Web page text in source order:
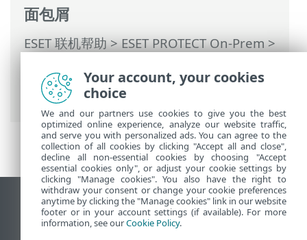
面包屑
ESET 联机帮助>ESET PROTECT On-Prem>
PROTECT On-Prem 主菜单 >更多> 访问权
查看桌面站点
End of Life
Your account, your cookies
choice
We and our partners use cookies to give you the best
optimized online experience, analyze our website traffic,
and serve you with personalized ads. You can agree to the
collection of all cookies by clicking "Accept all and close",
decline all non-essential cookies by choosing "Accept
essential cookies only", or adjust your cookie settings by
clicking "Manage cookies". You also have the right to
withdraw your consent or change your cookie preferences
anytime by clicking the "Manage cookies" link in our website
footer or in your account settings (if available). For more
information, see ourCookie Policy.